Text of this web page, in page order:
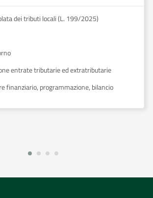
dei tributi locali (L. 199/2025)
entrate tributarie ed extratributarie
finanziario, programmazione, bilancio